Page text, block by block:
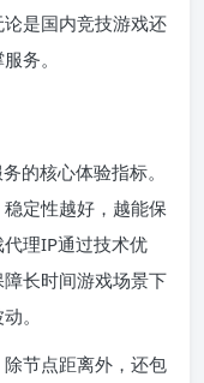
是国内竞技游戏还
务。
的核心体验指标。
定性越好，越能保
理IP通过技术优
长时间游戏场景下
。
节点距离外，还包